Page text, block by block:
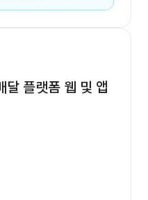
달 플랫폼 웹 및 앱